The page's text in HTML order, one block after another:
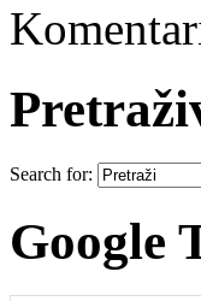
Search for:
Google